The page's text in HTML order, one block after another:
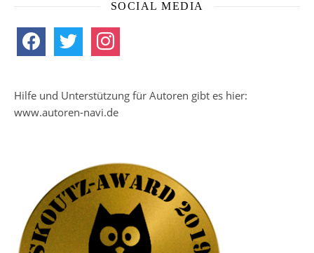
SOCIAL MEDIA
facebook twitter instagram
Hilfe und Unterstützung für Autoren gibt es hier:
www.autoren-navi.de